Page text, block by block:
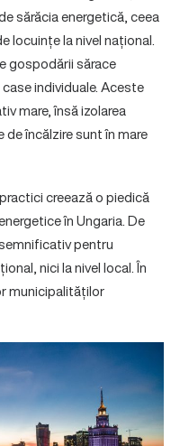
sărăcia energetică, ceea
locuințe la nivel național.
gospodării sărace
individuale. Aceste
mare, însă izolarea
încălzire sunt în mare
creează o piedică
în Ungaria. De
pentru
nici la nivel local. În
municipalităților